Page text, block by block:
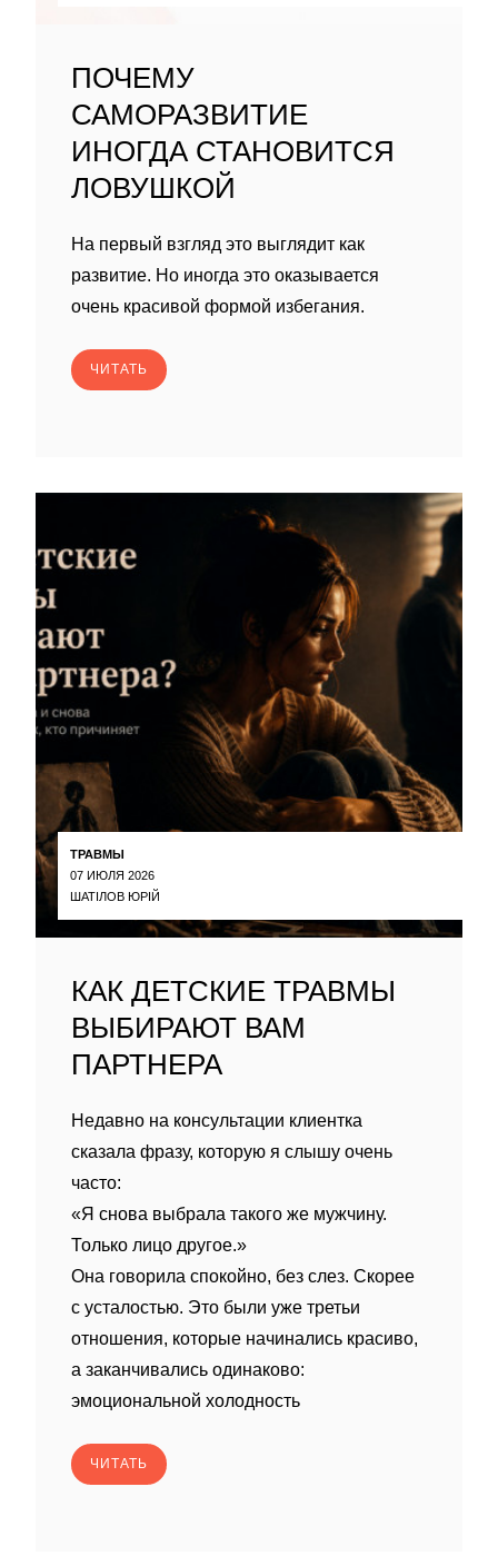
ПОЧЕМУ
САМОРАЗВИТИЕ
ИНОГДА СТАНОВИТСЯ
ЛОВУШКОЙ
На первый взгляд это выглядит как
развитие. Но иногда это оказывается
очень красивой формой избегания.
ЧИТАТЬ
ТРАВМЫ
07 ИЮЛЯ 2026
ШАТІЛОВ ЮРІЙ
КАК ДЕТСКИЕ ТРАВМЫ
ВЫБИРАЮТ ВАМ
ПАРТНЕРА
Недавно на консультации клиентка
сказала фразу, которую я слышу очень
часто:
«Я снова выбрала такого же мужчину.
Только лицо другое.»
Она говорила спокойно, без слез. Скорее
с усталостью. Это были уже третьи
отношения, которые начинались красиво,
а заканчивались одинаково:
эмоциональной холодность
ЧИТАТЬ